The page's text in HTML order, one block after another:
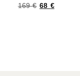
169€ 68 €